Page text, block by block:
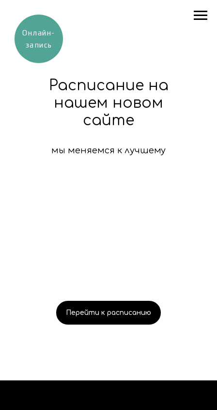
Расписание на
нашем новом
сайте
мы меняемся к лучшему
Перейти к расписанию
Онлайн-
запись